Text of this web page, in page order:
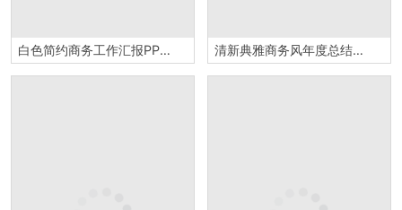
白色简约商务工作汇报PPT模板 清新典雅商务风年度总结汇报PPT模板